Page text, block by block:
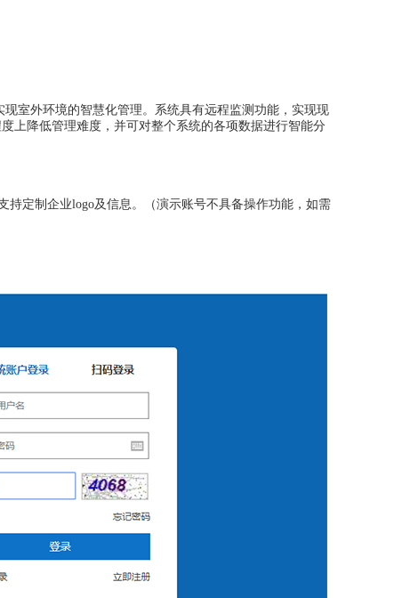
现室外环境的智慧化管理。系统具有远程监测功能， 实现现
上降低管理难度，并可对整个系统的各项数据进行智能分
持定制企业logo及信息 。
（演示账号不具备操作功能，如需